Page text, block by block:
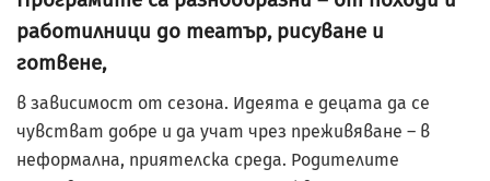
работилници до театър, рисуване и
готвене,
в зависимост от сезона. Идеята е децата да се
чувстват добре и да учат чрез преживяване – в
неформална, приятелска среда. Родителите